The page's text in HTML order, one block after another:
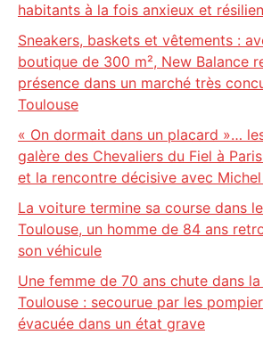
habitants à la fois anxieux et
Sneakers, baskets et vêtements :
boutique de 300 m², New Balance
présence dans un marché très
Toulouse
« On dormait dans un placard »…
galère des Chevaliers du Fiel à
et la rencontre décisive avec
La voiture termine sa course dans
Toulouse, un homme de 84 ans
son véhicule
Une femme de 70 ans chute dans
Toulouse : secourue par les
évacuée dans un état grave